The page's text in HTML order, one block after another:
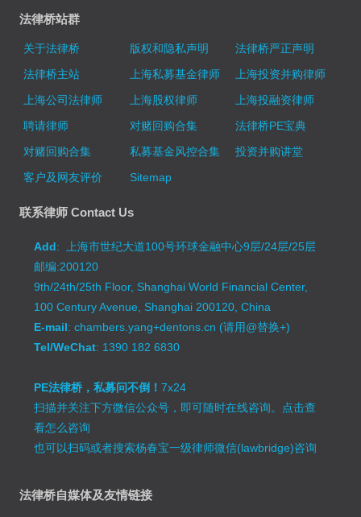
法律桥站群
关于法律桥 版权和隐私声明
法律桥严正声明
法律桥主站
上海私募基金律师
上海投资并购律师
上海公司法律师
上海股权律师
上海投融资律师
聘请律师
对赌回购合集
法律桥PE宝典
对赌回购合集
私募基金风控合集
投资并购讲堂
客户及网友评价
Sitemap
联系律师 Contact Us
Add: 上海市世纪大道100号环球金融中心9层/24层/25层
邮编:200120
9th/24th/25th Floor, Shanghai World Financial Center,
100 Century Avenue, Shanghai 200120, China
E-mail: chambers.yang+dentons.cn (请用@替换+)
Tel/WeChat: 1390 182 6830
PE法律桥，私募问不倒！7x24
扫描并关注下方微信公众号，即可随时在线咨询。 点击查
看怎么咨询
也可以扫码或者搜索杨春宝一级律师微信(lawbridge)咨询
法律桥自媒体及友情链接